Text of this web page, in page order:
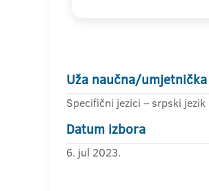
Uža naučna/
Specifični jezici – srpski jezik
Datum izbora
6. jul 2023.